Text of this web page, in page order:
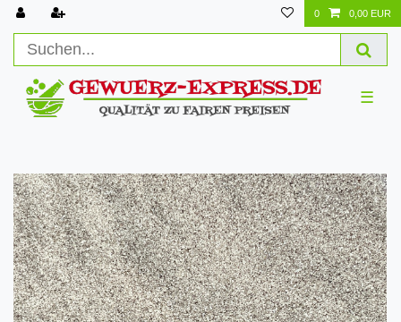
0 0,00 EUR
☰